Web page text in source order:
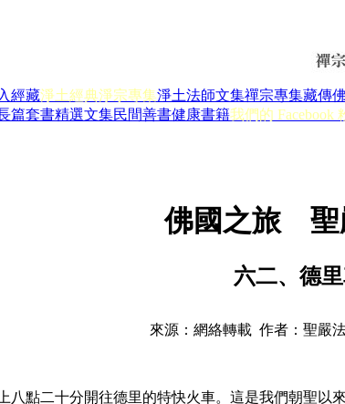
經藏淨土經典淨宗專集淨土法師文集禪宗專集藏傳
篇套書精選文集民間善書健康書籍我們的 Facebook
佛國之旅 聖
六二、德
來源：網絡轉載 作者：聖嚴
二十分開往德里的特快火車。這是我們朝聖以